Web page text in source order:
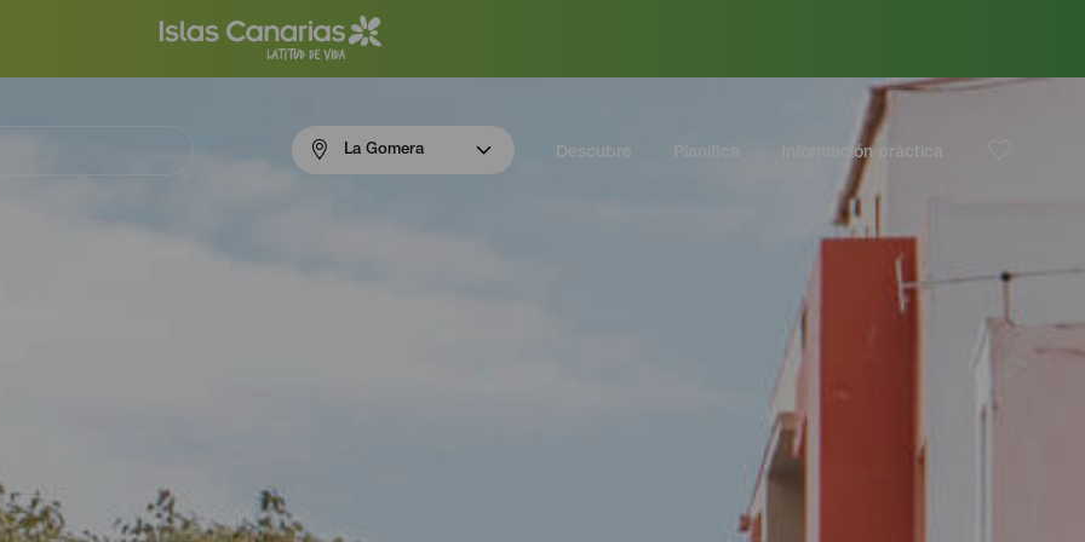
navigation
La Gomera Descubre Planifica Información práctica